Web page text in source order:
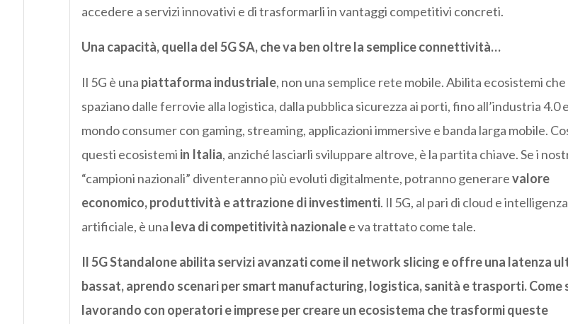
accedere a servizi innovativi e di trasformarli in vantaggi competitivi concreti.
Una capacità, quella del 5G SA, che va ben oltre la semplice connettività…
Il 5G è una piattaforma industriale, non una semplice rete mobile. Abilita ecosistemi che
spaziano dalle ferrovie alla logistica, dalla pubblica sicurezza ai porti, fino all’industria 4.0
mondo consumer con gaming, streaming, applicazioni immersive e banda larga mobile.
questi ecosistemi in Italia, anziché lasciarli sviluppare altrove, è la partita chiave. Se i
“campioni nazionali” diventeranno più evoluti digitalmente, potranno generarevalore
economico, produttività e attrazione di investimenti. Il 5G, al pari di cloud e intelligenza
artificiale, è una leva di competitività nazionalee va trattato come tale.
Il 5G Standalone abilita servizi avanzati come il network slicing e offre una latenza
bassat, aprendo scenari per smart manufacturing, logistica, sanità e trasporti. Come
lavorando con operatori e imprese per creare un ecosistema che trasformi queste